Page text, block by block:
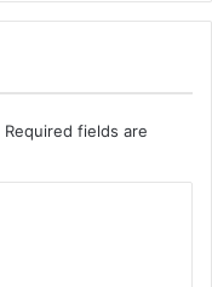
Required fields are